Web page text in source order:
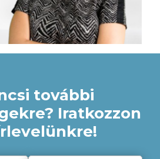
további
Iratkozzon